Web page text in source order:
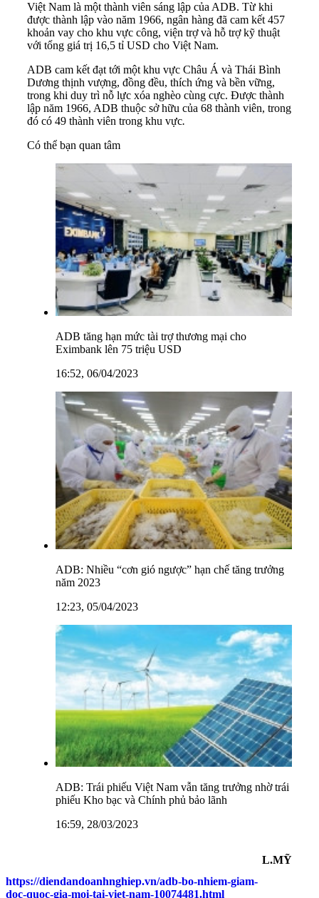
Việt Nam là một thành viên sáng lập của ADB. Từ khi
được thành lập vào năm 1966, ngân hàng đã cam kết 457
khoản vay cho khu vực công, viện trợ và hỗ trợ kỹ thuật
với tổng giá trị 16,5 tỉ USD cho Việt Nam.
ADB cam kết đạt tới một khu vực Châu Á và Thái Bình
Dương thịnh vượng, đồng đều, thích ứng và bền vững,
trong khi duy trì nỗ lực xóa nghèo cùng cực. Được thành
lập năm 1966, ADB thuộc sở hữu của 68 thành viên, trong
đó có 49 thành viên trong khu vực.
Có thể bạn quan tâm
ADB tăng hạn mức tài trợ thương mại cho
Eximbank lên 75 triệu USD
16:52, 06/04/2023
ADB: Nhiều “cơn gió ngược” hạn chế tăng trưởng
năm 2023
12:23, 05/04/2023
ADB: Trái phiếu Việt Nam vẫn tăng trưởng nhờ trái
phiếu Kho bạc và Chính phủ bảo lãnh
16:59, 28/03/2023
L.MỸ
https://diendandoanhnghiep.vn/adb-bo-nhiem-giam-
doc-quoc-gia-moi-tai-viet-nam-10074481.html